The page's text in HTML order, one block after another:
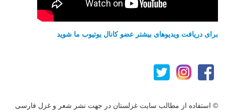
برای دریافت ویدیوهای بیشتر عضو کانال یوتیوب ما شوید
© استفاده از مطالب سایت غزلستان در جهت نشر شعر و غزل فارسی